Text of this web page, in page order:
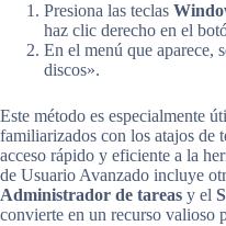
Presiona las teclas
haz clic derecho en el
En el menú que aparece,
discos».
Este método es especialmente
familiarizados con los atajos de
acceso rápido y eficiente a la
de Usuario Avanzado incluye
Administrador de tareas y el
convierte en un recurso valioso